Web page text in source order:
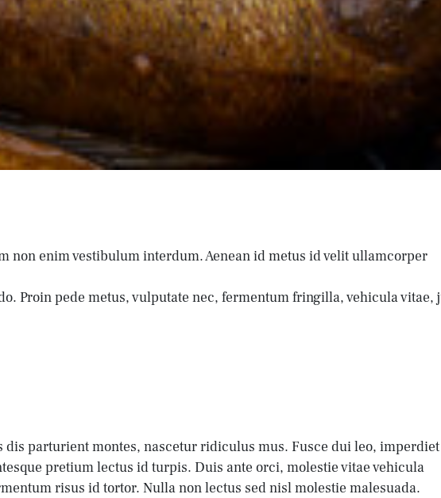
non enim vestibulum interdum. Aenean id metus id velit ullamcorper
Proin pede metus, vulputate nec, fermentum fringilla, vehicula vitae,
dis parturient montes, nascetur ridiculus mus. Fusce dui leo,
pretium lectus id turpis. Duis ante orci, molestie vitae vehicula
risus id tortor. Nulla non lectus sed nisl molestie malesuada.